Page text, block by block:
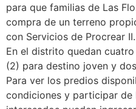
para que familias de Las
compra de un terreno
con Servicios de Procrear II.
En el distrito quedan
(2) para destino joven y
Para ver los predios
condiciones y participar de